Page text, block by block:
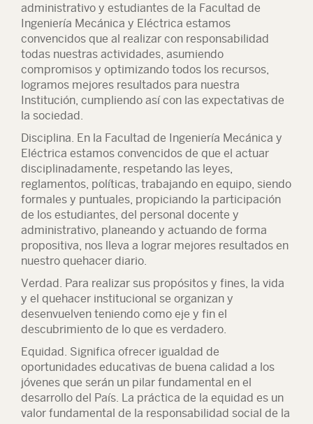
administrativo y estudiantes de la Facultad de
Ingeniería Mecánica y Eléctrica estamos
convencidos que al realizar con responsabilidad
todas nuestras actividades, asumiendo
compromisos y optimizando todos los recursos,
logramos mejores resultados para nuestra
Institución, cumpliendo así con las expectativas de
la sociedad.
Disciplina. En la Facultad de Ingeniería Mecánica y
Eléctrica estamos convencidos de que el actuar
disciplinadamente, respetando las leyes,
reglamentos, políticas, trabajando en equipo, siendo
formales y puntuales, propiciando la participación
de los estudiantes, del personal docente y
administrativo, planeando y actuando de forma
propositiva, nos lleva a lograr mejores resultados en
nuestro quehacer diario.
Verdad. Para realizar sus propósitos y fines, la vida
y el quehacer institucional se organizan y
desenvuelven teniendo como eje y fin el
descubrimiento de lo que es verdadero.
Equidad. Significa ofrecer igualdad de
oportunidades educativas de buena calidad a los
jóvenes que serán un pilar fundamental en el
desarrollo del País. La práctica de la equidad es un
valor fundamental de la responsabilidad social de la